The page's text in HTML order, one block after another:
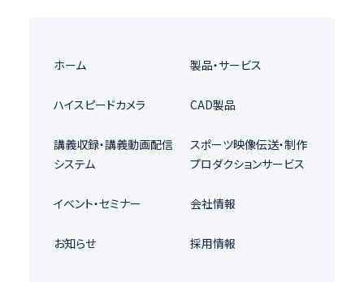
ホーム 製品・サービス
ハイスピードカメラ CAD製品
講義収録・講義動画配信
システム
スポーツ映像伝送・制作
プロダクションサービス
イベント・セミナー 会社情報
お知らせ 採用情報